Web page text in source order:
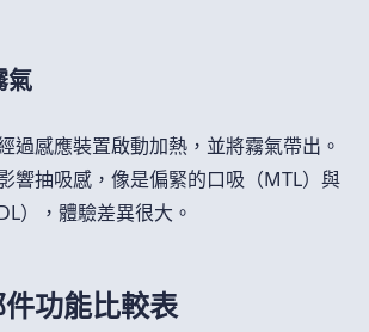
氣
過感應裝置啟動加熱，並將霧氣帶出。
響抽吸感，像是偏緊的口吸（MTL）與
），體驗差異很大。
功能比較表